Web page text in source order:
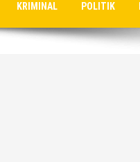
KRIMINAL POLITIK